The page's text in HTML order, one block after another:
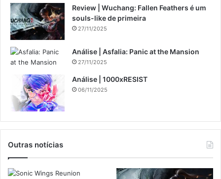
Review | Wuchang: Fallen Feathers é um
souls-like de primeira
27/11/2025
Análise | Asfalia: Panic at the Mansion
27/11/2025
Análise | 1000xRESIST
06/11/2025
Outras notícias